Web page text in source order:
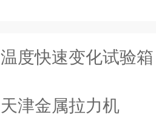
温度快速变化试验箱
天津金属拉力机